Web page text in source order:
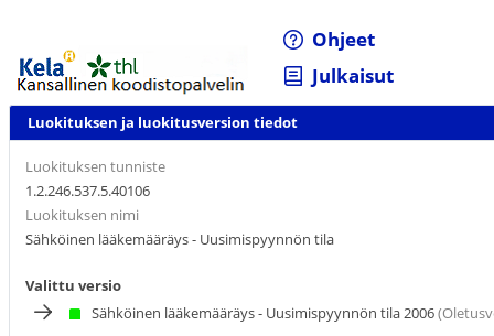
Ohjeet
Julkaisut
Luokituksen ja luokitusversion tiedot
Luokituksen tunniste
1.2.246.537.5.40106
Luokituksen nimi
Sähköinen lääkemääräys - Uusimispyynnön tila
Valittu versio
Sähköinen lääkemääräys - Uusimispyynnön tila 2006